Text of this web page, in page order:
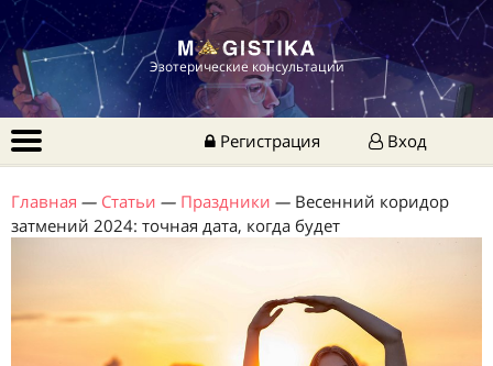
Эзотерические консультации
Регистрация Вход
Главная — Статьи — Праздники — Весенний коридор
затмений 2024: точная дата, когда будет